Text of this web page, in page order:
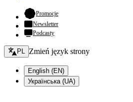
Promocje- otwiera się w nowej karcie
Newsletter
Podcasty
Zmień język - bieżący:
PL Zmień język strony
English (EN)
Українська (UA)